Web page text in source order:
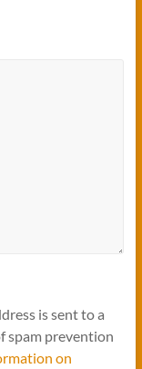
is sent to a
spam prevention
on